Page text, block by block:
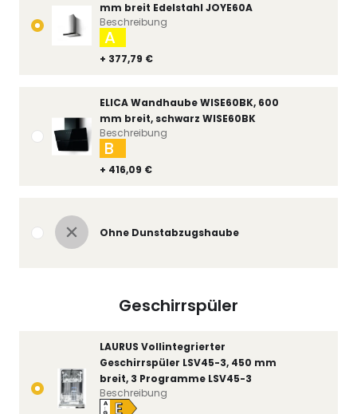
mm breit Edelstahl JOYE60A
+ 377,79 €
A
Beschreibung
ELICA Wandhaube WISE60BK, 600
mm breit, schwarz WISE60BK
+ 416,09 €
B
Beschreibung
Ohne Dunstabzugshaube
Geschirrspüler
LAURUS Vollintegrierter
Geschirrspüler LSV45-3, 450 mm
breit, 3 Programme LSV45-3
A
↑ E
Beschreibung